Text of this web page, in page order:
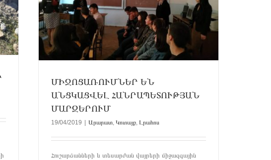
ՄԻՋՈՑԱՌՈՒՄՆԵՐ ԵՆ
ԱՆՑԿԱՑՎԵԼ ՀԱՆՐԱՊԵՏՈՒԹՅԱՆ
ՄԱՐԶԵՐՈՒՄ
19/04/2019 Արարատ, Կոտայք, Լրահոս
Հուշարձանների և տեսարժան վայրերի միջազգային